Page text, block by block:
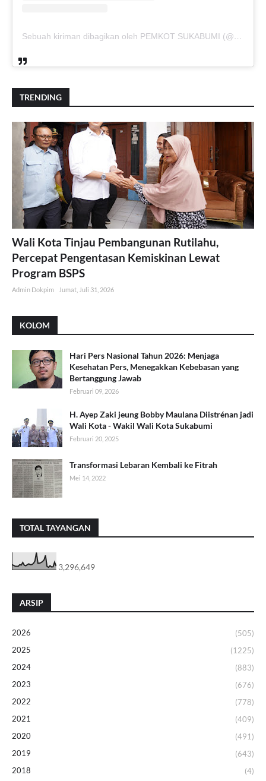
Sebuah kiriman dibagikan oleh PEMKOT SUKABUMI (@pemkotsukabumi_)
TRENDING
Wali Kota Tinjau Pembangunan Rutilahu,
Percepat Pengentasan Kemiskinan Lewat
Program BSPS
Admin Dokpim Jumat, Juli 31, 2026
KOLOM
Hari Pers Nasional Tahun 2026: Menjaga
Kesehatan Pers, Menegakkan Kebebasan yang
Bertanggung Jawab
Februari 09, 2026
H. Ayep Zaki jeung Bobby Maulana Diistrénan jadi
Wali Kota - Wakil Wali Kota Sukabumi
Februari 20, 2025
Transformasi Lebaran Kembali ke Fitrah
Mei 14, 2022
TOTAL TAYANGAN
3,296,649
ARSIP
2026
(505)
2025
(1225)
2024
(883)
2023
(676)
2022
(778)
2021
(409)
2020
(491)
2019
(643)
2018
(4)